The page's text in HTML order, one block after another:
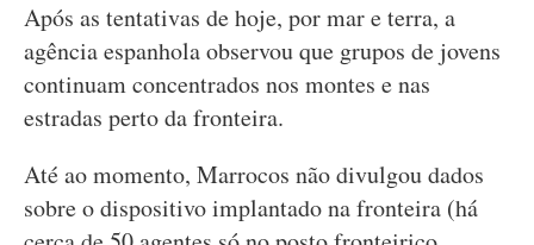
Após as tentativas de hoje, por mar e terra, a
agência espanhola observou que grupos de jovens
continuam concentrados nos montes e nas
estradas perto da fronteira.
Até ao momento, Marrocos não divulgou dados
sobre o dispositivo implantado na fronteira (há